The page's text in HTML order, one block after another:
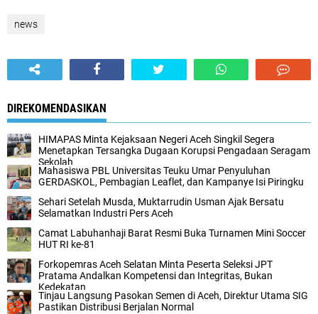
news
DIREKOMENDASIKAN
HIMAPAS Minta Kejaksaan Negeri Aceh Singkil Segera
Menetapkan Tersangka Dugaan Korupsi Pengadaan Seragam
Sekolah
Mahasiswa PBL Universitas Teuku Umar Penyuluhan
GERDASKOL, Pembagian Leaflet, dan Kampanye Isi Piringku
Sehari Setelah Musda, Muktarrudin Usman Ajak Bersatu
Selamatkan Industri Pers Aceh
Camat Labuhanhaji Barat Resmi Buka Turnamen Mini Soccer
HUT RI ke-81
Forkopemras Aceh Selatan Minta Peserta Seleksi JPT
Pratama Andalkan Kompetensi dan Integritas, Bukan
Kedekatan
‎Tinjau Langsung Pasokan Semen di Aceh, ‎Direktur Utama SIG
Pastikan Distribusi Berjalan Normal ‎